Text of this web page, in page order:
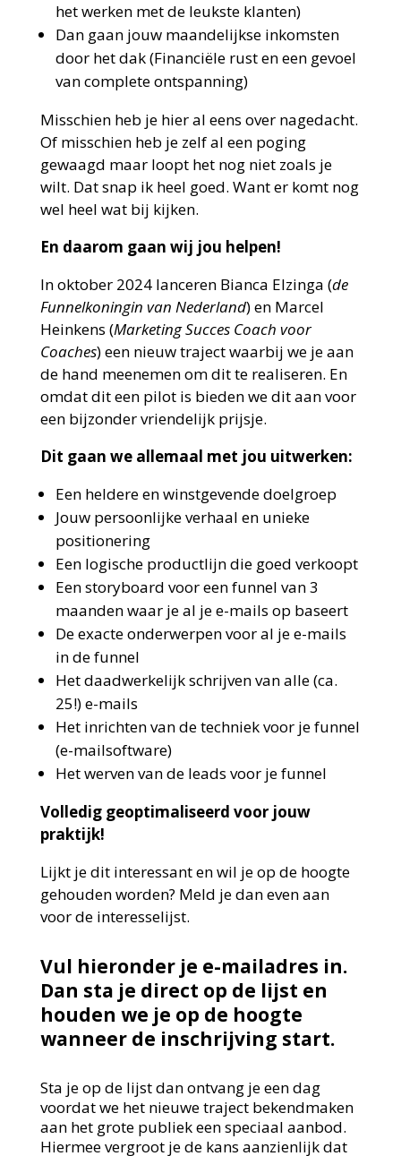
het werken met de leukste klanten)
Dan gaan jouw maandelijkse inkomsten
door het dak (Financiële rust en een gevoel
van complete ontspanning)
Misschien heb je hier al eens over nagedacht.
Of misschien heb je zelf al een poging
gewaagd maar loopt het nog niet zoals je
wilt. Dat snap ik heel goed. Want er komt nog
wel heel wat bij kijken.
En daarom gaan wij jou helpen!
In oktober 2024 lanceren Bianca Elzinga (de
Funnelkoningin van Nederland) en Marcel
Heinkens (Marketing Succes Coach voor
Coaches) een nieuw traject waarbij we je aan
de hand meenemen om dit te realiseren. En
omdat dit een pilot is bieden we dit aan voor
een bijzonder vriendelijk prijsje.
Dit gaan we allemaal met jou uitwerken:
Een heldere en winstgevende doelgroep
Jouw persoonlijke verhaal en unieke
positionering
Een logische productlijn die goed verkoopt
Een storyboard voor een funnel van 3
maanden waar je al je e-mails op baseert
De exacte onderwerpen voor al je e-mails
in de funnel
Het daadwerkelijk schrijven van alle (ca.
25!) e-mails
Het inrichten van de techniek voor je funnel
(e-mailsoftware)
Het werven van de leads voor je funnel
Volledig geoptimaliseerd voor jouw
praktijk!
Lijkt je dit interessant en wil je op de hoogte
gehouden worden? Meld je dan even aan
voor de interesselijst.
Vul hieronder je e-mailadres in.
Dan sta je direct op de lijst en
houden we je op de hoogte
wanneer de inschrijving start.
Sta je op de lijst dan ontvang je een dag
voordat we het nieuwe traject bekendmaken
aan het grote publiek een speciaal aanbod.
Hiermee vergroot je de kans aanzienlijk dat